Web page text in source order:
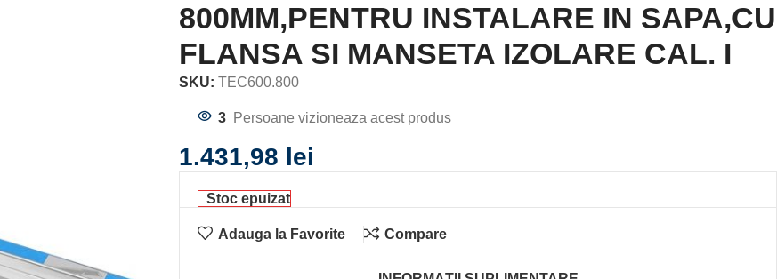
800MM,PENTRU INSTALARE IN SAPA,CU
FLANSA SI MANSETA IZOLARE CAL. I
SKU: TEC600.800
3 Persoane vizioneaza acest produs
1.431,98 lei
Stoc epuizat
Adauga la Favorite Compare